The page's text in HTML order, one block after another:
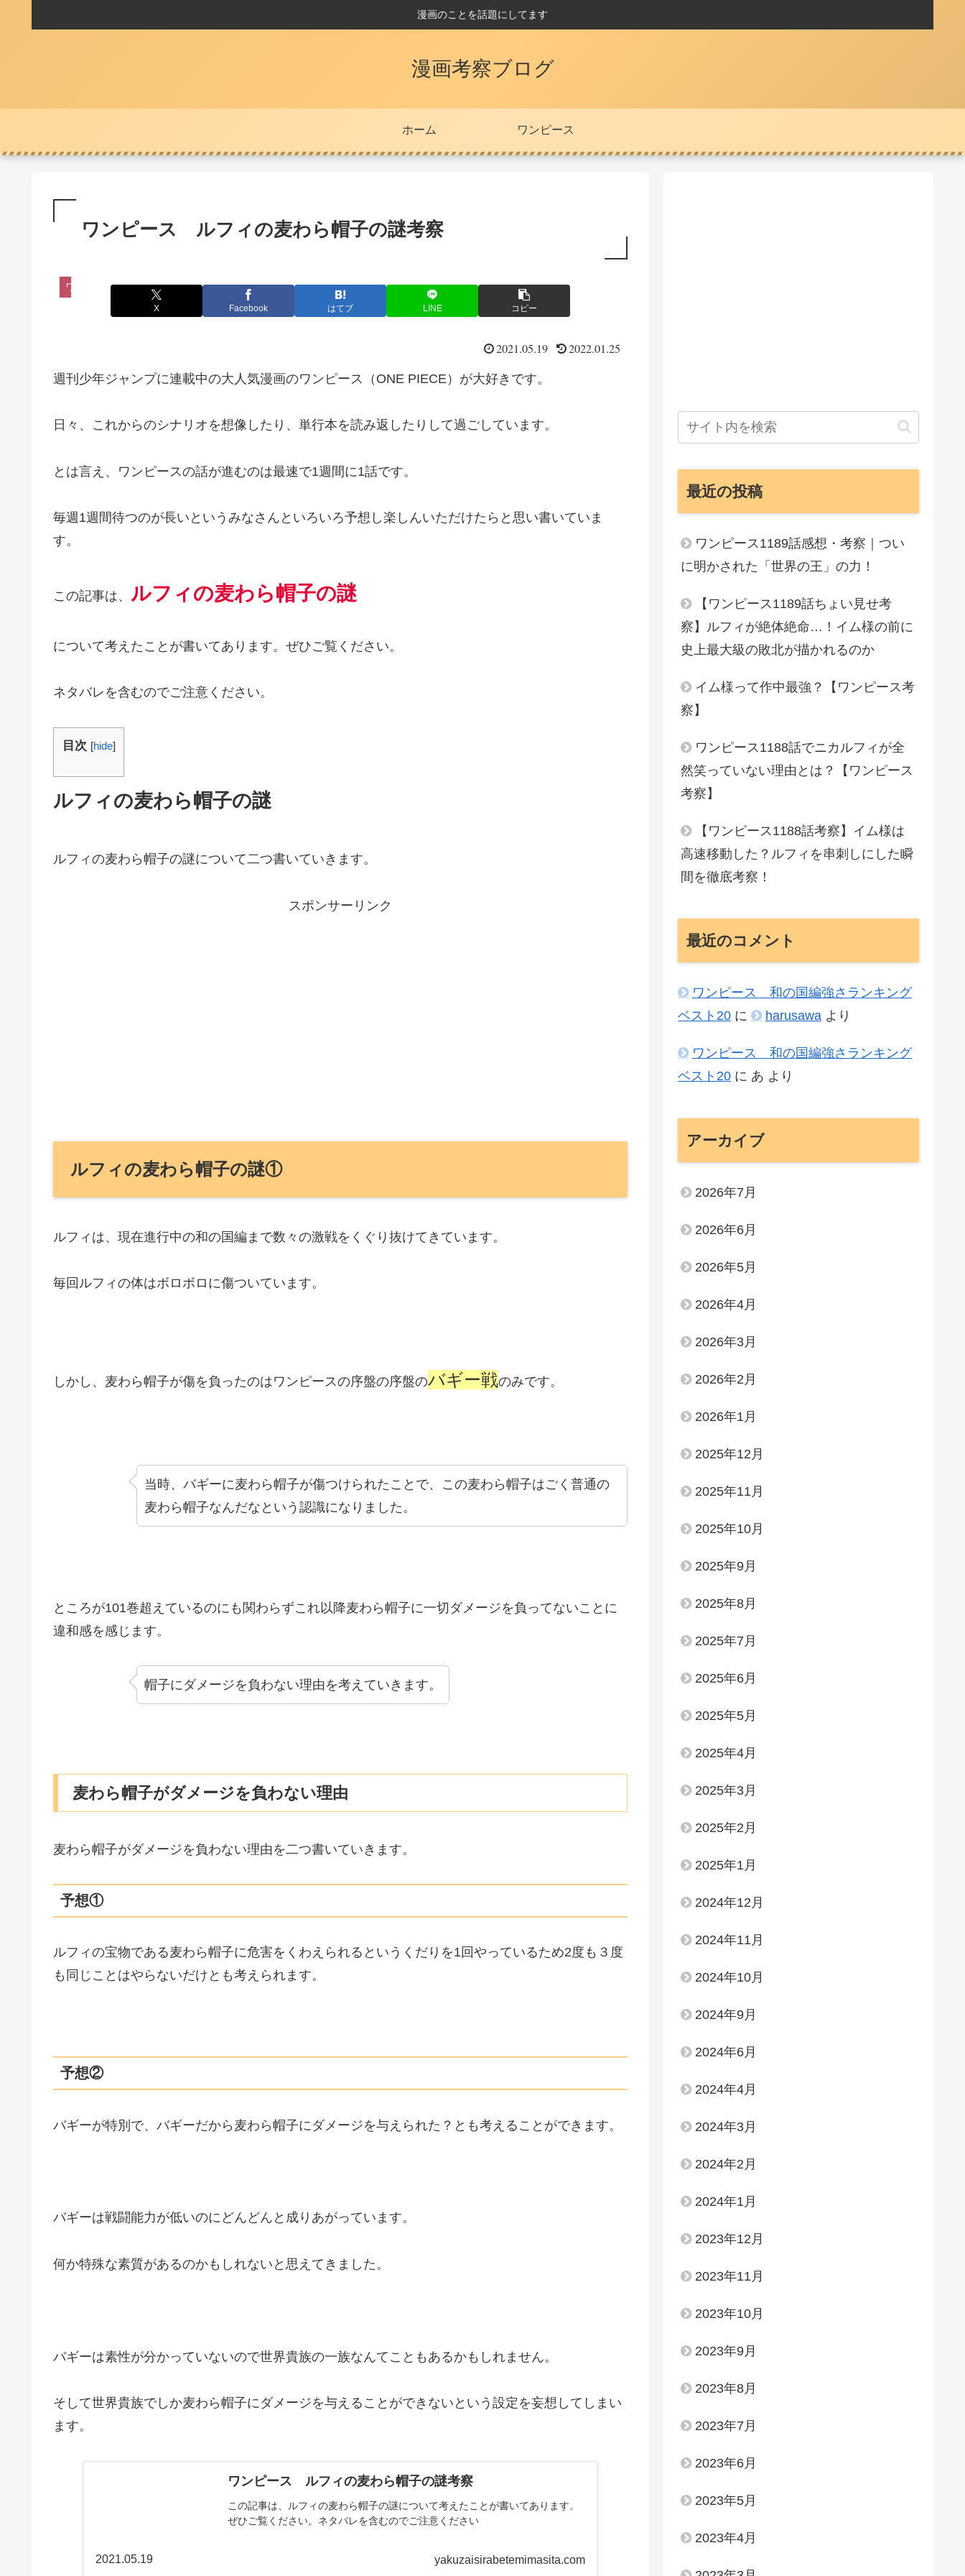
漫画のことを話題にしてます
漫画考察ブログ
ホーム ワンピース
ワンピース ルフィの麦わら帽子の謎考察
ワンピース
X Facebook はてブ LINE コピー
2021.05.19 2022.01.25
週刊少年ジャンプに連載中の大人気漫画のワンピース（ONE PIECE）が大好きです。
日々、これからのシナリオを想像したり、単行本を読み返したりして過ごしています。
とは言え、ワンピースの話が進むのは最速で1週間に1話です。
毎週1週間待つのが長いというみなさんといろいろ予想し楽しんいただけたらと思い書いていま
す。
この記事は、 ルフィの麦わら帽子の謎
について考えたことが書いてあります。ぜひご覧ください。
ネタバレを含むのでご注意ください。
目次 [hide]
ルフィの麦わら帽子の謎
ルフィの麦わら帽子の謎について二つ書いていきます。
スポンサーリンク
ルフィの麦わら帽子の謎①
ルフィは、現在進行中の和の国編まで数々の激戦をくぐり抜けてきています。
毎回ルフィの体はボロボロに傷ついています。
しかし、麦わら帽子が傷を負ったのはワンピースの序盤の序盤のバギー戦のみです。
当時、バギーに麦わら帽子が傷つけられたことで、この麦わら帽子はごく普通の
麦わら帽子なんだなという認識になりました。
ところが101巻超えているのにも関わらずこれ以降麦わら帽子に一切ダメージを負ってないことに
違和感を感じます。
帽子にダメージを負わない理由を考えていきます。
麦わら帽子がダメージを負わない理由
麦わら帽子がダメージを負わない理由を二つ書いていきます。
予想①
ルフィの宝物である麦わら帽子に危害をくわえられるというくだりを1回やっているため2度も３度
も同じことはやらないだけとも考えられます。
予想②
バギーが特別で、バギーだから麦わら帽子にダメージを与えられた？とも考えることができます。
バギーは戦闘能力が低いのにどんどんと成りあがっています。
何か特殊な素質があるのかもしれないと思えてきました。
バギーは素性が分かっていないので世界貴族の一族なんてこともあるかもしれません。
そして世界貴族でしか麦わら帽子にダメージを与えることができないという設定を妄想してしまい
ます。
ワンピース ルフィの麦わら帽子の謎考察
この記事は、ルフィの麦わら帽子の謎について考えたことが書いてあります。
ぜひご覧ください。ネタバレを含むのでご注意ください
yakuzaisirabetemimasita.com
2021.05.19
最近の投稿
ワンピース1189話感想・考察｜つい
に明かされた「世界の王」の力！
【ワンピース1189話ちょい見せ考
察】ルフィが絶体絶命…！イム様の前に
史上最大級の敗北が描かれるのか
イム様って作中最強？【ワンピース考
察】
ワンピース1188話でニカルフィが全
然笑っていない理由とは？【ワンピース
考察】
【ワンピース1188話考察】イム様は
高速移動した？ルフィを串刺しにした瞬
間を徹底考察！
最近のコメント
ワンピース 和の国編強さランキング
ベスト20 に harusawa より
ワンピース 和の国編強さランキング
ベスト20 に あ より
アーカイブ
2026年7月
2026年6月
2026年5月
2026年4月
2026年3月
2026年2月
2026年1月
2025年12月
2025年11月
2025年10月
2025年9月
2025年8月
2025年7月
2025年6月
2025年5月
2025年4月
2025年3月
2025年2月
2025年1月
2024年12月
2024年11月
2024年10月
2024年9月
2024年6月
2024年4月
2024年3月
2024年2月
2024年1月
2023年12月
2023年11月
2023年10月
2023年9月
2023年8月
2023年7月
2023年6月
2023年5月
2023年4月